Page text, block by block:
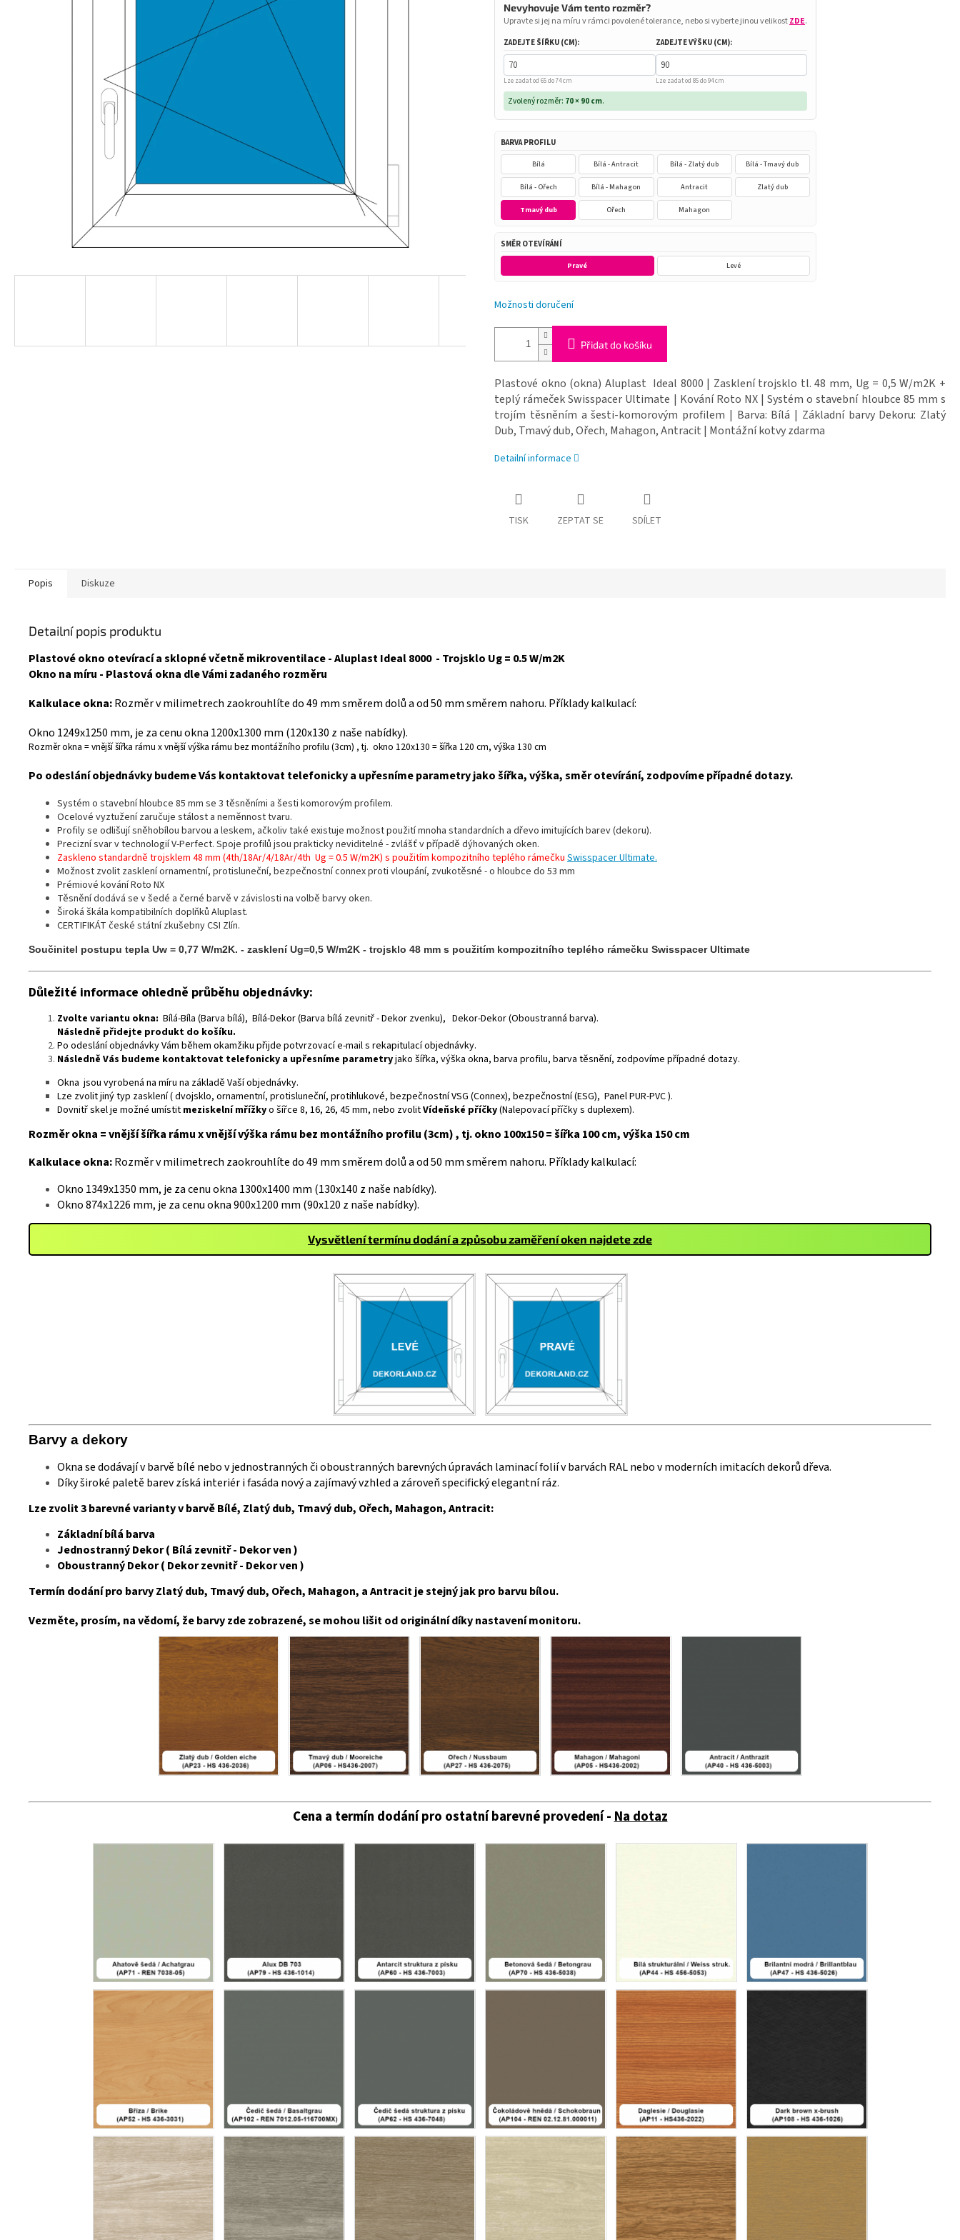
Nevyhovuje Vám tento rozměr?
Upravte si jej na míru v rámci povolené tolerance, nebo si vyberte jinou velikostZDE.
ZADEJTE ŠÍŘKU (CM):
Lze zadat od 65 do 74 cm
ZADEJTE VÝŠKU (CM):
Lze zadat od 85 do 94 cm
Zvolený rozměr: 70 × 90 cm.
BARVA PROFILU
Bílá Bílá - Antracit Bílá - Zlatý dub Bílá - Tmavý dub
Bílá - Ořech Bílá - Mahagon Antracit Zlatý dub
Tmavý dub Ořech Mahagon
SMĚR OTEVÍRÁNÍ
Pravé Levé
Možnosti doručení
Přidat do košíku
Plastové okno (okna) Aluplast Ideal 8000 | Zasklení trojsklo tl. 48 mm, Ug = 0,5 W/m2K +
teplý rámeček Swisspacer Ultimate | Kování Roto NX | Systém o stavební hloubce 85 mm s
trojím těsněním a šesti-komorovým profilem | Barva: Bílá | Základní barvy Dekoru: Zlatý
Dub, Tmavý dub, Ořech, Mahagon, Antracit | Montážní kotvy zdarma
Detailní informace
TISK ZEPTAT SE SDÍLET
Popis Diskuze
Detailní popis produktu
Plastové okno otevírací a sklopné včetně mikroventilace - Aluplast Ideal 8000 - Trojsklo Ug = 0.5 W/m2K
Okno na míru - Plastová okna dle Vámi zadaného rozměru
Kalkulace okna:Rozměr v milimetrech zaokrouhlíte do 49 mm směrem dolů a od 50 mm směrem nahoru. Příklady kalkulací:
Okno 1249x1250 mm, je za cenu okna 1200x1300 mm (120x130 z naše nabídky).
Rozměr okna = vnější šířka rámu x vnější výška rámu bez montážního profilu (3cm) , tj. okno 120x130 = šířka 120 cm, výška 130 cm
Po odeslání objednávky budeme Vás kontaktovat telefonicky a upřesníme parametry jako šířka, výška, směr otevírání, zodpovíme případné dotazy.
Systém o stavební hloubce 85 mm se 3 těsněními a šesti komorovým profilem.
Ocelové vyztužení zaručuje stálost a neměnnost tvaru.
Profily se odlišují sněhobílou barvou a leskem, ačkoliv také existuje možnost použití mnoha standardních a dřevo imitujících barev (dekoru).
Precizní svar v technologií V-Perfect. Spoje profilů jsou prakticky neviditelné - zvlášť v případě dýhovaných oken.
Zaskleno standardně trojsklem 48 mm (4th/18Ar/4/18Ar/4th Ug = 0.5 W/m2K) s použitím kompozitního teplého rámečku Swisspacer Ultimate.
Možnost zvolit zasklení ornamentní, protisluneční, bezpečnostní connex proti vloupání, zvukotěsné - o hloubce do 53 mm
Prémiové kování Roto NX
Těsnění dodává se v šedé a černé barvě v závislosti na volbě barvy oken.
Široká škála kompatibilních doplňků Aluplast.
CERTIFIKÁT české státní zkušebny CSI Zlín.
Součinitel postupu tepla Uw = 0,77 W/m2K. - zasklení Ug=0,5 W/m2K - trojsklo 48 mm s použitím kompozitního teplého rámečku Swisspacer Ultimate
Důležité informace ohledně průběhu objednávky:
Zvolte variantu okna: Bílá-Bíla (Barva bílá), Bílá-Dekor (Barva bílá zevnitř - Dekor zvenku), Dekor-Dekor (Oboustranná barva).
Následně přidejte produkt do košíku.
Po odeslání objednávky Vám během okamžiku přijde potvrzovací e-mail s rekapitulací objednávky.
Následně Vás budeme kontaktovat telefonicky a upřesníme parametryjako šířka, výška okna, barva profilu, barva těsnění, zodpovíme případné dotazy.
Okna jsou vyrobená na míru na základě Vaší objednávky.
Lze zvolit jiný typ zasklení ( dvojsklo, ornamentní, protisluneční, protihlukové, bezpečnostní VSG (Connex), bezpečnostní (ESG), Panel PUR-PVC ).
Dovnitř skel je možné umístit meziskelní mřížkyo šířce 8, 16, 26, 45 mm, nebo zvolitVídeňské příčky(Nalepovací příčky s duplexem).
Rozměr okna = vnější šířka rámu x vnější výška rámu bez montážního profilu (3cm) , tj. okno 100x150 = šířka 100 cm, výška 150 cm
Kalkulace okna:Rozměr v milimetrech zaokrouhlíte do 49 mm směrem dolů a od 50 mm směrem nahoru. Příklady kalkulací:
Okno 1349x1350 mm, je za cenu okna 1300x1400 mm (130x140 z naše nabídky).
Okno 874x1226 mm, je za cenu okna 900x1200 mm (90x120 z naše nabídky).
Vysvětlení termínu dodání a způsobu zaměření oken najdete zde
Barvy a dekory
Okna se dodávají v barvě bílé nebo v jednostranných či oboustranných barevných úpravách laminací folií v barvách RAL nebo v moderních imitacích dekorů dřeva.
Díky široké paletě barev získá interiér i fasáda nový a zajímavý vzhled a zároveň specifický elegantní ráz.
Lze zvolit 3 barevné varianty v barvě Bílé, Zlatý dub, Tmavý dub, Ořech, Mahagon, Antracit:
Základní bílá barva
Jednostranný Dekor ( Bílá zevnitř - Dekor ven )
Oboustranný Dekor ( Dekor zevnitř - Dekor ven )
Termín dodání pro barvy Zlatý dub, Tmavý dub, Ořech, Mahagon, a Antracit je stejný jak pro barvu bílou.
Vezměte, prosím, na vědomí, že barvy zde zobrazené, se mohou lišit od originální díky nastavení monitoru.
Cena a termín dodání pro ostatní barevné provedení -Na dotaz